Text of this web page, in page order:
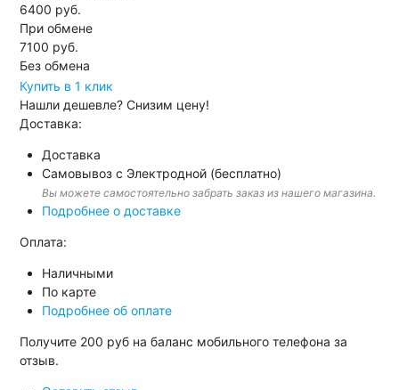
6400 руб.
При обмене
7100 руб.
Без обмена
Купить в 1 клик
Нашли дешевле?Снизим цену!
Доставка:
Доставка
Самовывоз с Электродной (бесплатно)
Вы можете самостоятельно забрать заказ из нашего магазина.
Подробнее о доставке
Оплата:
Наличными
По карте
Подробнее об оплате
Получите 200 руб на баланс мобильного телефона за
отзыв.